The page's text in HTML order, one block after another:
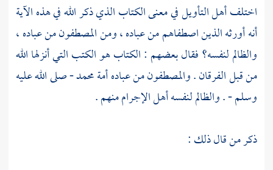
اختلف أهل التأويل في معنى الكتاب الذي ذكر الله في هذه الآية
أنه أورثه الذين اصطفاهم من عباده ، ومن المصطفون من عباده ،
والظالم لنفسه؟ فقال بعضهم : الكتاب هو الكتب التي أنزلها الله
من قبل الفرقان . والمصطفون من عباده أمةمحمد- صلى الله عليه
وسلم - . والظالم لنفسه أهل الإجرام منهم .
ذكر من قال ذلك :